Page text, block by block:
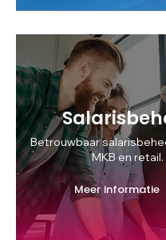
Betrouwbaar
MKB en retail.
Meer informatie